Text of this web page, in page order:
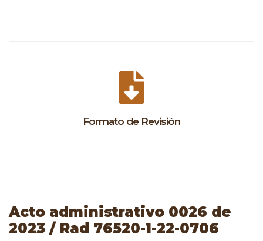
Formato de Revisión
Acto administrativo 0026 de
2023 / Rad 76520-1-22-0706